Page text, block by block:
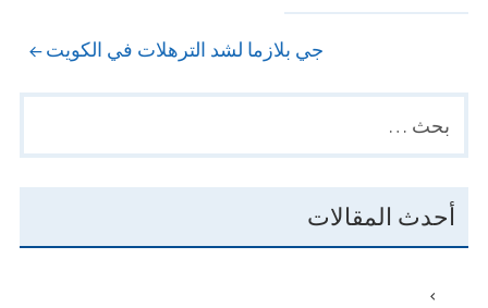
NAVIGATION
جي بلازما لشد الترهلات في الكويت
SIDEBAR
البحث
عن:
أحدث المقالات